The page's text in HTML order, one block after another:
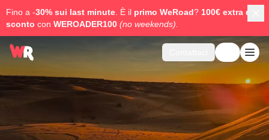
Fino a -30% sui last minute . È il primo WeRoad? 100€ extra di
sconto con WEROADER100 (no weekends).